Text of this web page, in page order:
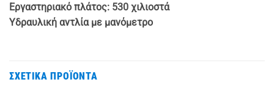
Εργαστηριακό πλάτος: 530 χιλιοστά
Υδραυλική αντλία με μανόμετρο
ΣΧΕΤΙΚΆ ΠΡΟΪΌΝΤΑ